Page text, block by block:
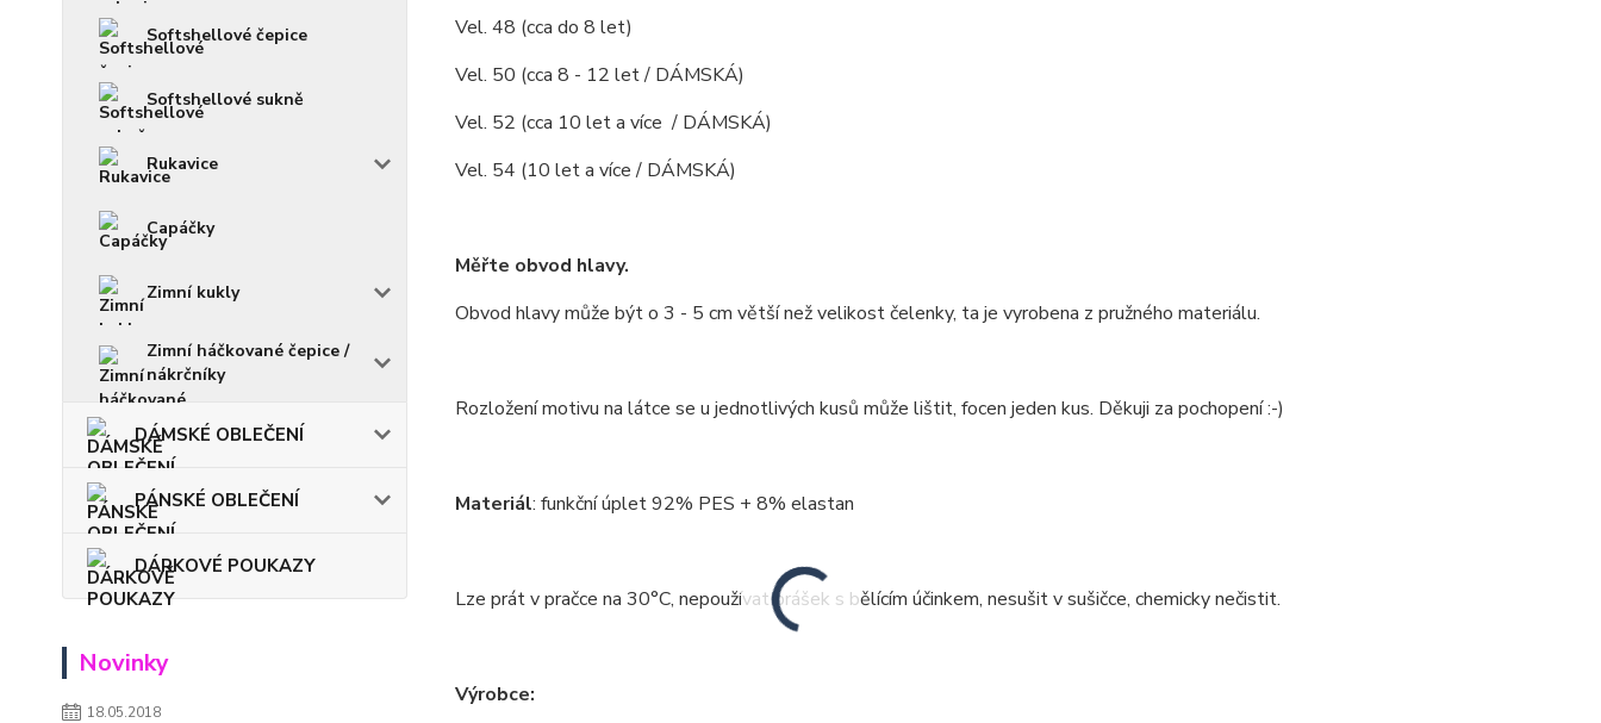
Softshellové čepice
Softshellové sukně
Rukavice
Capáčky
Zimní kukly
Zimní háčkované čepice /
nákrčníky
DÁMSKÉ OBLEČENÍ
PÁNSKÉ OBLEČENÍ
DÁRKOVÉ POUKAZY
Novinky
18.05.2018
Vel. 48 (cca do 8 let)
Vel. 50 (cca 8 - 12 let / DÁMSKÁ)
Vel. 52 (cca 10 let a více / DÁMSKÁ)
Vel. 54 (10 let a více / DÁMSKÁ)
Měřte obvod hlavy.
Obvod hlavy může být o 3 - 5 cm větší než velikost čelenky, ta je vyrobena z pružného materiálu.
Rozložení motivu na látce se u jednotlivých kusů může lištit, focen jeden kus. Děkuji za pochopení :-)
Materiál: funkční úplet 92% PES + 8% elastan
Lze prát v pračce na 30°C, nepoužívat prášek s bělícím účinkem, nesušit v sušičce, chemicky nečistit.
Výrobce: